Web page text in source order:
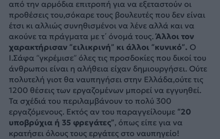
από την αρμόδια επιτροπή για να εξεταστούν οι
προθέσεις του,σόκαρε τους βουλευτές που δεν είναι
έτσι κι αλλιώς συνηθισμένοι να λένε αλλά και να
ακούνε τα πράγματα με τ΄ όνομά τους.Άλλοι τον
χαρακτήρισαν “ειλικρινή” κι άλλοι “κυνικό”. Ο
Ι.Σάφα “γκρέμισε” όλες τις προσδοκίες που δικοί του
άνθρωποι είναι η αλήθεια είχαν δημιουργήσει. Ούτε
πολυτελή γιοτ θα ναυπηγήσει στην Ελλάδα,ούτε τις
1200 θέσεις των εργαζομένων μπορεί να εγγυηθεί.
Τα σχέδιά του περιλαμβάνουν το πολύ 300
εργαζόμενους. Εκτός αν του παραγγείλουμε “20
υποβρύχια ή 35 φρεγάτες”, όπως είπε για να
κρατήσει όλους τους εργάτες στο ναυπηγείο!